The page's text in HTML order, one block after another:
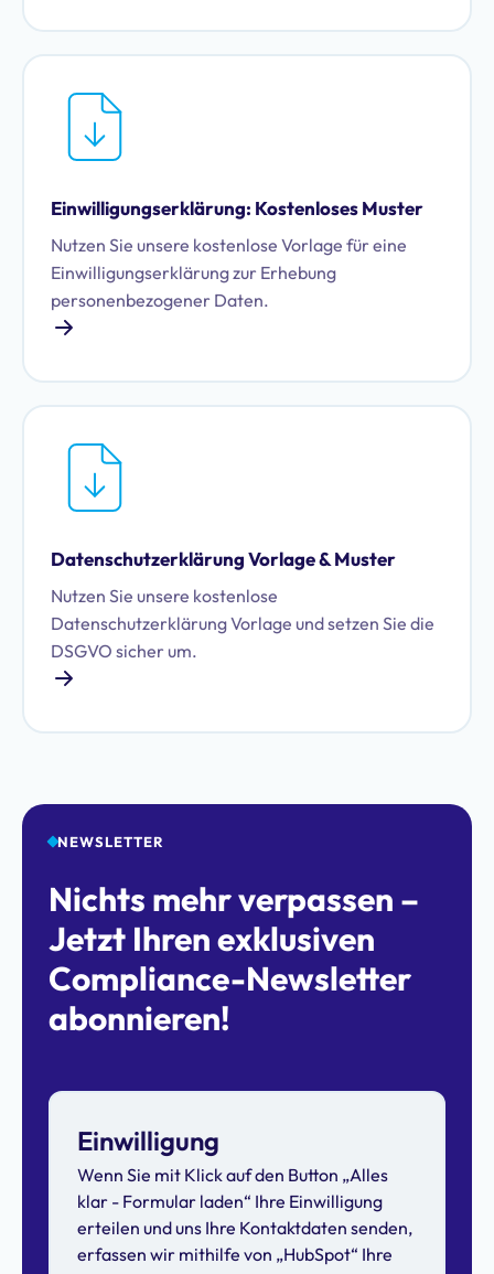
Einwilligungserklärung: Kostenloses Muster
Nutzen Sie unsere kostenlose Vorlage für eine
Einwilligungserklärung zur Erhebung
personenbezogener Daten.
Datenschutzerklärung Vorlage & Muster
Nutzen Sie unsere kostenlose
Datenschutzerklärung Vorlage und setzen Sie die
DSGVO sicher um.
NEWSLETTER
Nichts mehr verpassen –
Jetzt Ihren exklusiven
Compliance-Newsletter
abonnieren!
Einwilligung
Wenn Sie mit Klick auf den Button „Alles
klar - Formular laden“ Ihre Einwilligung
erteilen und uns Ihre Kontaktdaten senden,
erfassen wir mithilfe von „HubSpot“ Ihre